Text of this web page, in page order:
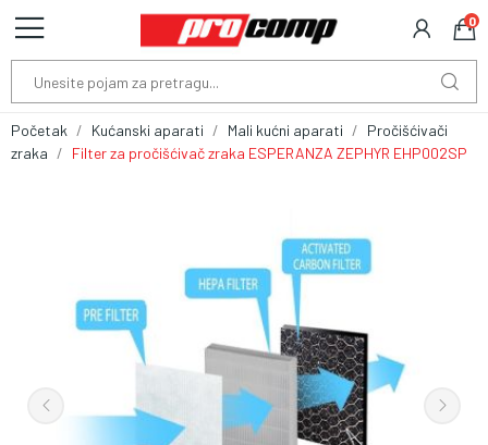
0
Početak Kućanski aparati Mali kućni aparati
Pročišćivači
zraka
Filter za pročišćivač zraka ESPERANZA ZEPHYR EHP002SP